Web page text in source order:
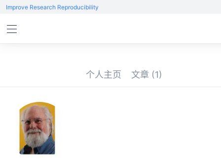
Improve Research Reproducibility
个人主页 文章 (1)